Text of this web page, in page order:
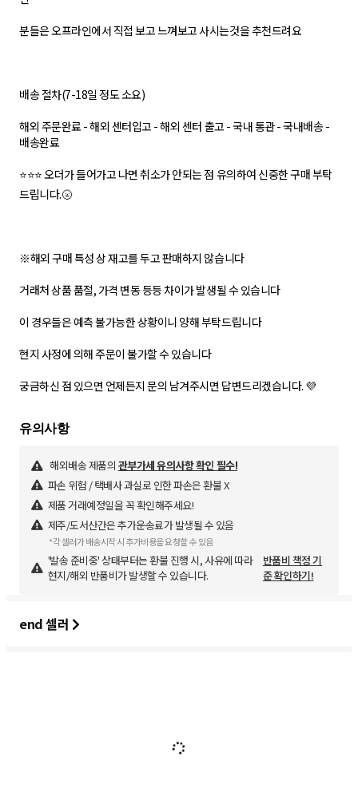
분들은 오프라인에서 직접 보고 느껴보고 사시는것을 추천드려요
배송 절차(7-18일 정도 소요)
해외 주문완료 - 해외 센터입고 - 해외 센터 출고 - 국내 통관 - 국내배송 -
배송완료
⭐⭐⭐ 오더가 들어가고 나면 취소가 안되는 점 유의하여 신중한 구매 부탁
드립니다.🌝
※해외 구매 특성 상 재고를 두고 판매하지 않습니다
거래처 상품 품절, 가격 변동 등등 차이가 발생될 수 있습니다
이 경우들은 예측 불가능한 상황이니 양해 부탁드립니다
현지 사정에 의해 주문이 불가할 수 있습니다
궁금하신 점 있으면 언제든지 문의 남겨주시면 답변드리겠습니다. 💜
유의사항
해외배송 제품의 관부가세 유의사항 확인 필수!
파손 위험 / 택배사 과실로 인한 파손은 환불 X
제품 거래예정일을 꼭 확인해주세요!
제주/도서산간은 추가운송료가 발생될 수 있음
*각 셀러가 배송시작 시 추가비용을 요청할 수 있음
'발송 준비중' 상태부터는 환불 진행 시, 사유에 따라
현지/해외 반품비가 발생할 수 있습니다.
반품비 책정 기
준 확인하기!
end 셀러